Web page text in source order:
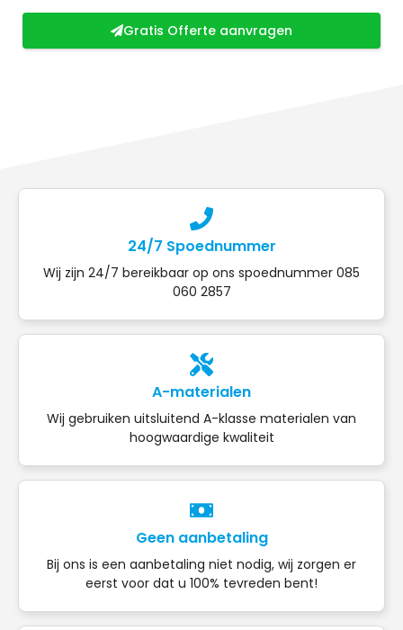
Gratis Offerte aanvragen
24/7 Spoednummer
Wij zijn 24/7 bereikbaar op ons spoednummer 085
060 2857
A-materialen
Wij gebruiken uitsluitend A-klasse materialen van
hoogwaardige kwaliteit
Geen aanbetaling
Bij ons is een aanbetaling niet nodig, wij zorgen er
eerst voor dat u 100% tevreden bent!